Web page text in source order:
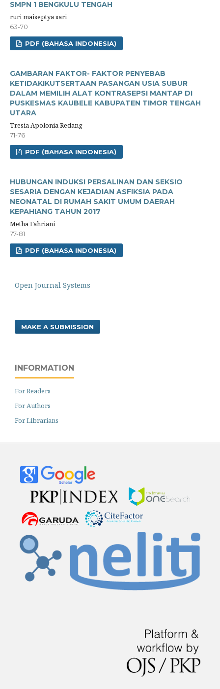
SMPN 1 BENGKULU TENGAH
ruri maiseptya sari
63-70
PDF (BAHASA INDONESIA)
GAMBARAN FAKTOR- FAKTOR PENYEBAB
KETIDAKIKUTSERTAAN PASANGAN USIA SUBUR
DALAM MEMILIH ALAT KONTRASEPSI MANTAP DI
PUSKESMAS KAUBELE KABUPATEN TIMOR TENGAH
UTARA
Tresia Apolonia Redang
71-76
PDF (BAHASA INDONESIA)
HUBUNGAN INDUKSI PERSALINAN DAN SEKSIO
SESARIA DENGAN KEJADIAN ASFIKSIA PADA
NEONATAL DI RUMAH SAKIT UMUM DAERAH
KEPAHIANG TAHUN 2017
Metha Fahriani
77-81
PDF (BAHASA INDONESIA)
Open Journal Systems
MAKE A SUBMISSION
INFORMATION
For Readers
For Authors
For Librarians